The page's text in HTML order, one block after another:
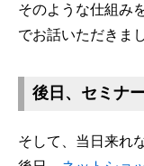
そのような仕組み
でお話いただきま
後日、セミナ
そして、当日来れ